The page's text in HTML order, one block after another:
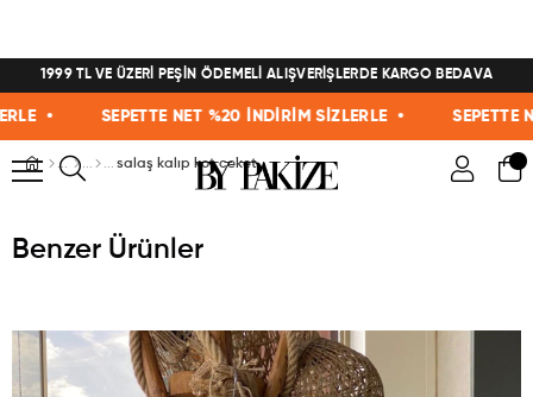
1999 TL VE ÜZERİ PEŞİN ÖDEMELİ ALIŞVERİŞLERDE KARGO BEDAVA
• SEPETTE NET %20 İNDİRİM SİZLERLE • SEPETTE
salaş kalıp kot ceket
Benzer Ürünler